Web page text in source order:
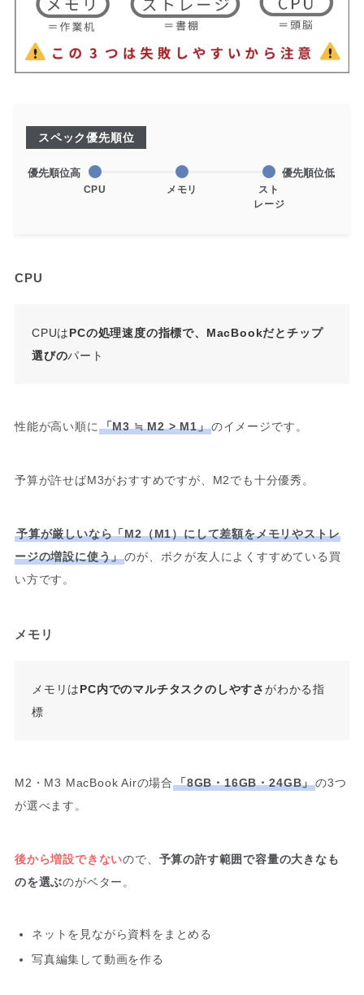
スペック優先順位
優先順位高
CPU メモリ
スト
レージ
優先順位低
CPU
CPUはPCの処理速度の指標で、MacBookだとチップ
選びのパート
性能が高い順に 「M3 ≒ M2 > M1」のイメージです。
予算が許せばM3がおすすめですが、M2でも十分優秀。
予算が厳しいなら「M2（M1）にして差額をメモリやストレ
ージの増設に使う」のが、ボクが友人によくすすめている買
い方です。
メモリ
メモリはPC内でのマルチタスクのしやすさがわかる指
標
M2・M3 MacBook Airの場合「8GB・16GB・24GB」の3つ
が選べます。
後から増設できないので、 予算の許す範囲で容量の大きなも
のを選ぶのがベター。
ネットを見ながら資料をまとめる
写真編集して動画を作る